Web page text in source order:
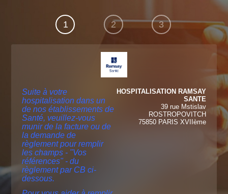
1 2 3
Suite à votre
hospitalisation dans un
de nos établissements de
Santé, veuillez-vous
munir de la facture ou de
la demande de
règlement pour remplir
les champs - "Vos
références" - du
règlement par CB ci-
dessous.
HOSPITALISATION RAMSAY
SANTE
39 rue Mstislav
ROSTROPOVITCH
75850 PARIS XVIIème